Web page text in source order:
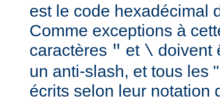
est le code hexadécimal
Comme exceptions à
caractères " et \ doivent
un anti-slash, et tous les
écrits selon leur notation